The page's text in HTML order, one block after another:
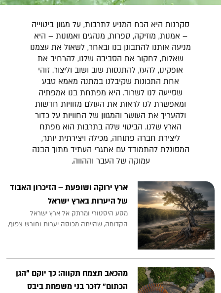
סקרנות היא הכח המניע לתרבות, על מגוון ביטוייה
– אמנות, מוזיקה, ספרות, מנהגים ואמונות – היא
מניעה אותנו להתבונן בנו ובאחר, לשאול את עצמנו
שאלות, לחקור את הסביבה שלנו, להרחיב את
אופקינו, להעז, להתנסות שוב ושוב וליצור. זוהי
אחת התכונות שקיבלנו במתנה מאמא טבע
שסייעה לנו לשרוד. היא מפתחת בנו אמפתיה
ומאפשרת לנו לראות את העולם מזוויות חדשות
ולהעריך את העושר והמגוון של החוויות על כדור
הארץ שלנו. הביטוי שלה בתרבות הוא מפתח
ליצירת חברה פתוחה, מכילה ויצירתית יותר,
המסוגלת להתמודד עם אתגרי העתיד מתוך הבנה
עמוקה של העבר וההווה.
ארץ ירוקה ושופעת – הזיכרון האבוד
של היערות בארץ ישראל
מסע היסטורי ומרתק אל ארץ ישראל
הקדומה, שהייתה מכוסה יערות וחורש צפוף,
מהכאב תצמח תקווה: כך יוקם "הגן
הכתום" לזכר בני משפחת ביבס